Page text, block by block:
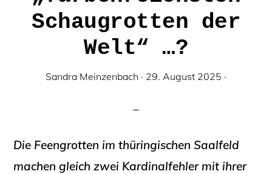
Schaugrotten der
Welt“ …?
Sandra Meinzenbach · 29. August 2025 ·
Die Feengrotten im thüringischen Saalfeld
machen gleich zwei Kardinalfehler mit ihrer